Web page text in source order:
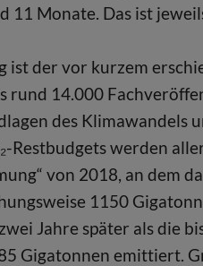
11 Monate. Das ist
der vor kurzem
rund 14.000
des
Restbudgets werden
von 2018, an dem
1150
Jahre später als die
Gigatonnen emittiert.